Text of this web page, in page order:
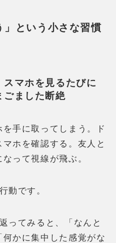
」という小さな習慣
マホを見るたびに
ごました断絶
手に取ってしまう。ド
ホを確認する。友人と
って視線が飛ぶ。
動です。
ってみると、「なんと
かに集中した感覚がな